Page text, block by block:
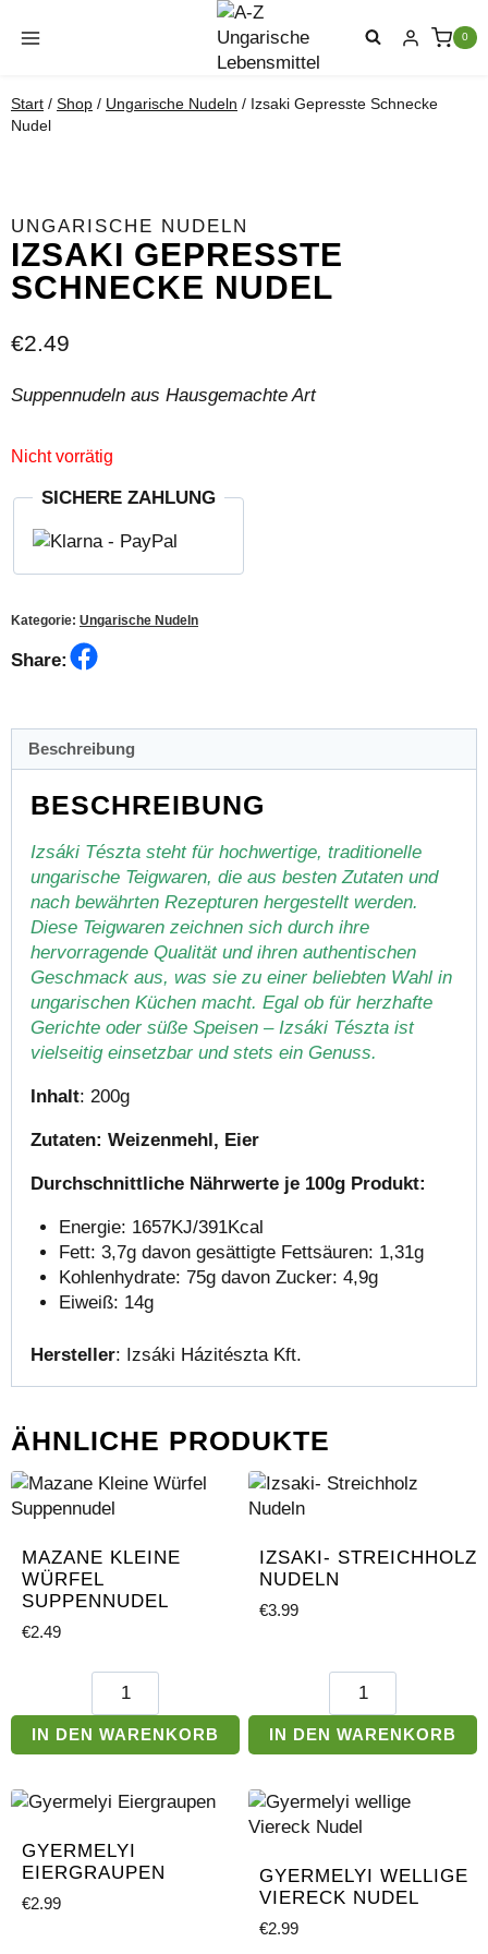
Inhalt
0
Start / Shop / Ungarische Nudeln / Izsaki Gepresste Schnecke
Nudel
UNGARISCHE NUDELN
IZSAKI GEPRESSTE
SCHNECKE NUDEL
€2.49
Suppennudeln aus Hausgemachte Art
Nicht vorrätig
SICHERE ZAHLUNG
Kategorie: Ungarische Nudeln
Share:
Beschreibung
BESCHREIBUNG
Izsáki Tészta steht für hochwertige, traditionelle
ungarische Teigwaren, die aus besten Zutaten und
nach bewährten Rezepturen hergestellt werden.
Diese Teigwaren zeichnen sich durch ihre
hervorragende Qualität und ihren authentischen
Geschmack aus, was sie zu einer beliebten Wahl in
ungarischen Küchen macht. Egal ob für herzhafte
Gerichte oder süße Speisen – Izsáki Tészta ist
vielseitig einsetzbar und stets ein Genuss.
Inhalt: 200g
Zutaten: Weizenmehl, Eier
Durchschnittliche Nährwerte je 100g Produkt:
Energie: 1657KJ/391Kcal
Fett: 3,7g davon gesättigte Fettsäuren: 1,31g
Kohlenhydrate: 75g davon Zucker: 4,9g
Eiweiß: 14g
Hersteller: Izsáki Házitészta Kft.
ÄHNLICHE PRODUKTE
MAZANE KLEINE
WÜRFEL
SUPPENNUDEL
€2.49
Mazane
Kleine
Würfel
Suppennudel
IN DEN WARENKORB
IZSAKI- STREICHHOLZ
NUDELN
€3.99
Izsaki-
Streichholz
Nudeln
Menge
IN DEN WARENKORB
GYERMELYI
EIERGRAUPEN
€2.99
GYERMELYI WELLIGE
VIERECK NUDEL
€2.99